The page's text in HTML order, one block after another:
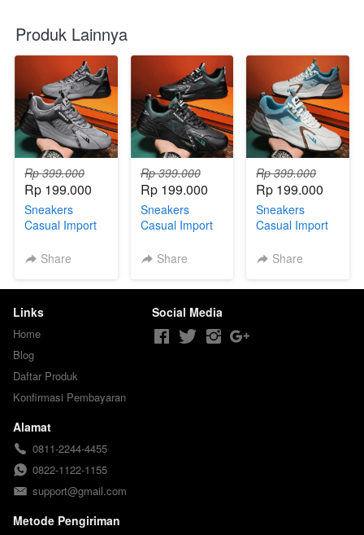
Produk Lainnya
Rp 399.000
Rp 199.000
Sneakers
Casual Import
Kaos Kaki
Share
Rp 399.000
Rp 199.000
Sneakers
Casual Import
Kaos Kaki
Share
Rp 399.000
Rp 199.000
Sneakers
Casual Import
Kaos Kaki
Share
Links
Home
Blog
Daftar Produk
Konfirmasi Pembayaran
Social Media
Alamat
0811-2244-4455
0822-1122-1155
support@gmail.com
Metode Pengiriman